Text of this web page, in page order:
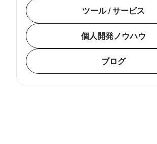
ツール / サービス
個人開発ノウハウ
ブログ